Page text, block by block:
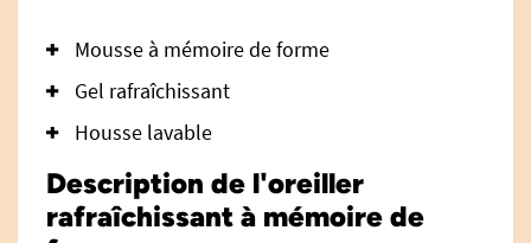
Mousse à mémoire de forme
Gel rafraîchissant
Housse lavable
Description de l'oreiller
rafraîchissant à mémoire de